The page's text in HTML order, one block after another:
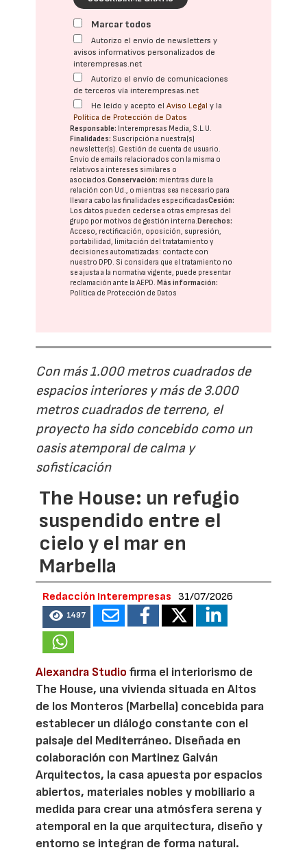
Marcar todos
Autorizo el envío de newsletters y
avisos informativos personalizados de
interempresas.net
Autorizo el envío de comunicaciones
de terceros vía interempresas.net
He leído y acepto elAviso Legal y la
Política de Protección de Datos
Responsable: Interempresas Media, S.L.U.
Finalidades: Suscripción a nuestra(s)
newsletter(s). Gestión de cuenta de usuario.
Envío de emails relacionados con la misma o
relativos a intereses similares o
asociados.Conservación: mientras dure la
relación con Ud., o mientras sea necesario para
llevar a cabo las finalidades especificadasCesión:
Los datos pueden cederse a otras empresas del
grupo por motivos de gestión interna. Derechos:
Acceso, rectificación, oposición, supresión,
portabilidad, limitación del tratatamiento y
decisiones automatizadas: contacte con
nuestro DPD. Si considera que el tratamiento no
se ajusta a la normativa vigente, puede presentar
reclamación ante laAEPD. Más información:
Política de Protección de Datos
Con más 1.000 metros cuadrados de
espacios interiores y más de 3.000
metros cuadrados de terreno, el
proyecto ha sido concebido como un
oasis atemporal de calma y
sofisticación
The House: un refugio
suspendido entre el
cielo y el mar en
Marbella
Redacción Interempresas 31/07/2026
1497
Alexandra Studio firma el interiorismo de
The House, una vivienda situada en Altos
de los Monteros (Marbella) concebida para
establecer un diálogo constante con el
paisaje del Mediterráneo. Diseñada en
colaboración con Martinez Galván
Arquitectos, la casa apuesta por espacios
abiertos, materiales nobles y mobiliario a
medida para crear una atmósfera serena y
atemporal en la que arquitectura, diseño y
entorno se integran de forma natural.